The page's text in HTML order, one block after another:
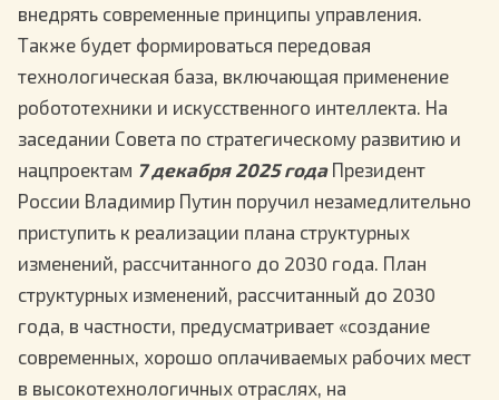
внедрять современные принципы управления.
Также будет формироваться передовая
технологическая база, включающая применение
робототехники и искусственного интеллекта. На
заседании Совета по стратегическому развитию и
нацпроектам 7 декабря 2025 годаПрезидент
России Владимир Путин поручил незамедлительно
приступить к реализации плана структурных
изменений, рассчитанного до 2030 года. План
структурных изменений, рассчитанный до 2030
года, в частности, предусматривает «создание
современных, хорошо оплачиваемых рабочих мест
в высокотехнологичных отраслях, на